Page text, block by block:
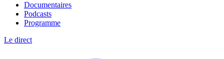
Documentaires
Podcasts
Programme
Le direct